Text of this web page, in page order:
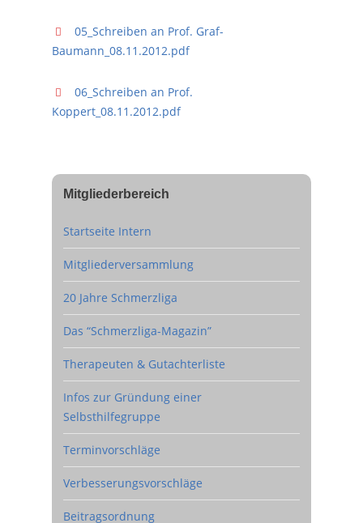
05_Schreiben an Prof. Graf-
Baumann_08.11.2012.pdf
06_Schreiben an Prof.
Koppert_08.11.2012.pdf
Mitgliederbereich
Startseite Intern
Mitgliederversammlung
20 Jahre Schmerzliga
Das “Schmerzliga-Magazin”
Therapeuten & Gutachterliste
Infos zur Gründung einer
Selbsthilfegruppe
Terminvorschläge
Verbesserungsvorschläge
Beitragsordnung